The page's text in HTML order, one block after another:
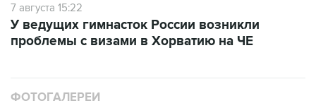
7 августа 15:22
У ведущих гимнасток России возникли
проблемы с визами в Хорватию на ЧЕ
ФОТОГАЛЕРЕИ